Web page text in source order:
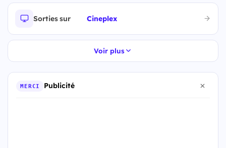
Sorties sur Cineplex
Voir plus
MERCI Publicité